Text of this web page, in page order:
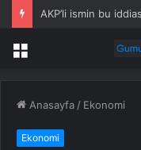
Menü
Anasayfa / Ekonomi
Ekonomi